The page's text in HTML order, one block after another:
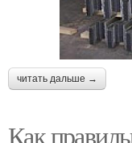
читать дальше →
Как